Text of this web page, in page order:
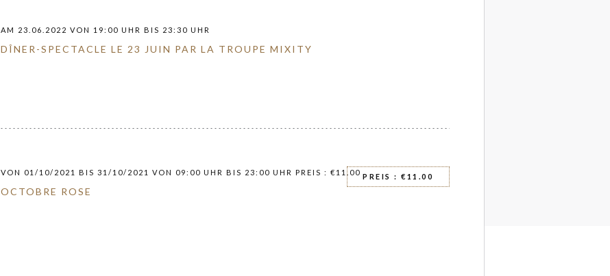
AM 23.06.2022 VON 19:00 UHR BIS 23:30 UHR
DÎNER-SPECTACLE LE 23 JUIN PAR LA TROUPE MIXITY
VON 01/10/2021 BIS 31/10/2021 VON 09:00 UHR BIS 23:00 UHR PREIS : €11.00
OCTOBRE ROSE
PREIS : €11.00